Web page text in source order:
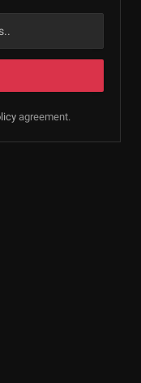
agreement.